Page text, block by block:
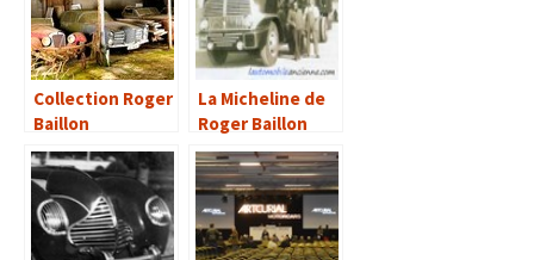
Collection Roger
Baillon
La Micheline de
Roger Baillon
(1950)